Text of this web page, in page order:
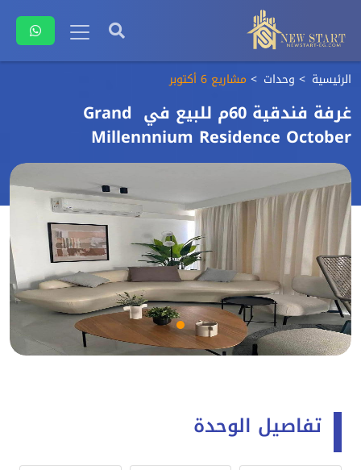
الرئيسية وحدات مشاريع 6 أكتوبر
غرفة فندقية 60م للبيع في Grand
Millennnium Residence October
تفاصيل الوحدة